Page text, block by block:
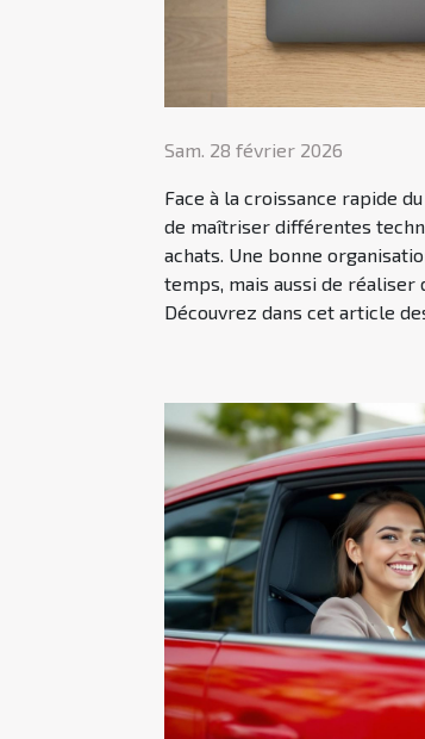
Sam. 28 février 2026
Face à la croissance rapide
de maîtriser différentes
achats. Une bonne
temps, mais aussi de réaliser
Découvrez dans cet article